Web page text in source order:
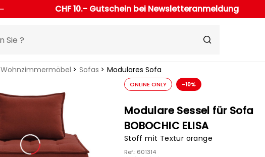
CHF 10.- Gutschein bei Newsletteranmeldung
Wohnzimmermöbel Sofas Modulares Sofa
ONLINE ONLY -10%
Modulare Sessel für Sofa
BOBOCHIC ELISA
Stoff mit Textur orange
Ref.: 601314